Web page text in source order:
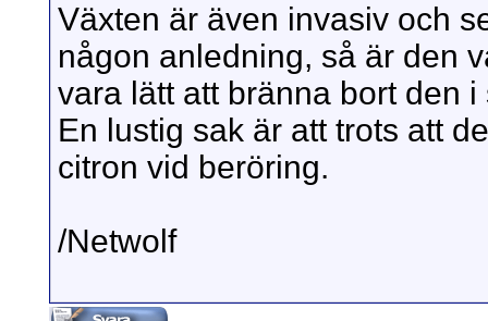
Växten är även invasiv och
någon anledning, så är den
vara lätt att bränna bort den i
En lustig sak är att trots att
citron vid beröring.
/Netwolf